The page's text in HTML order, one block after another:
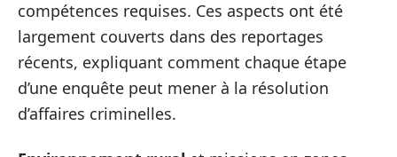
compétences requises. Ces aspects ont été
largement couverts dans des reportages
récents, expliquant comment chaque étape
d’une enquête peut mener à la résolution
d’affaires criminelles.